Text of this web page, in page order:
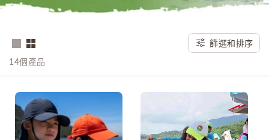
篩選和排序
14個產品